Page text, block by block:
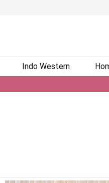
Indo Western